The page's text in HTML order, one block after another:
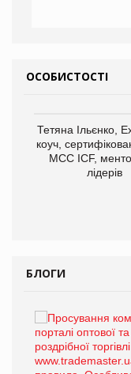
ОСОБИСТОСТІ
Тетяна Ільєнко,
коуч,
МСС ICF,
лідерів
БЛОГИ